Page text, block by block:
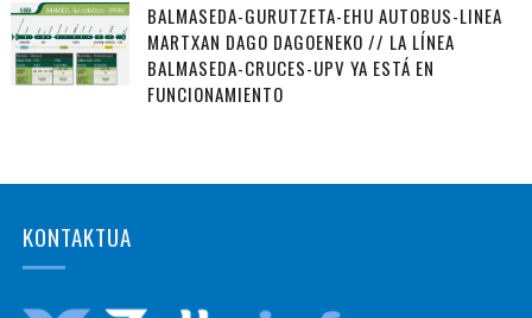
BALMASEDA-GURUTZETA-EHU AUTOBUS-LINEA
MARTXAN DAGO DAGOENEKO // LA LÍNEA
BALMASEDA-CRUCES-UPV YA ESTÁ EN
FUNCIONAMIENTO
KONTAKTUA